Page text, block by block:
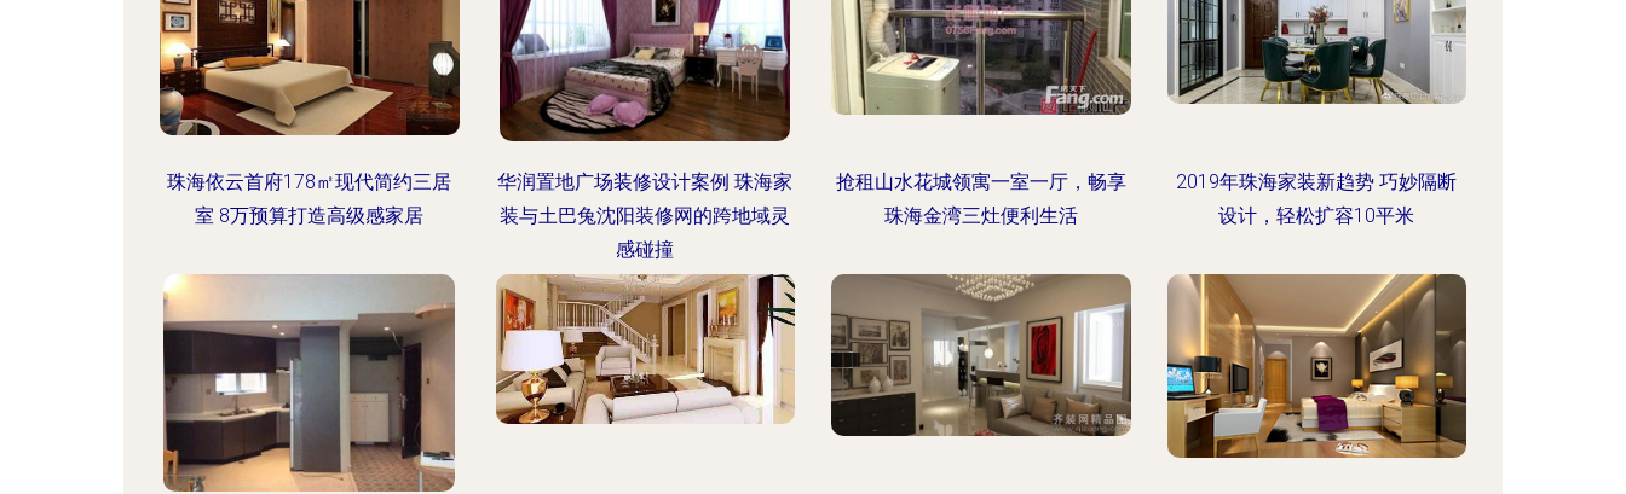
珠海依云首府178㎡现代简约三居
室 8万预算打造高级感家居
华润置地广场装修设计案例 珠海家
装与土巴兔沈阳装修网的跨地域灵
感碰撞
抢租山水花城领寓一室一厅，畅享
珠海金湾三灶便利生活
2019年珠海家装新趋势 巧妙隔断
设计，轻松扩容10平米